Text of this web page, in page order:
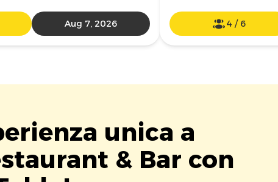
Aug 7, 2026 4 / 6
unica a
& Bar con